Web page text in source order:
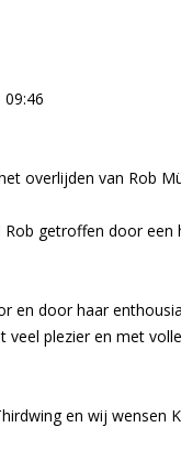
Werken aan
30 jaar en
Dubbele
overlijden van Rob
getroffen door
en door haar
veel plezier en met
en wij wensen